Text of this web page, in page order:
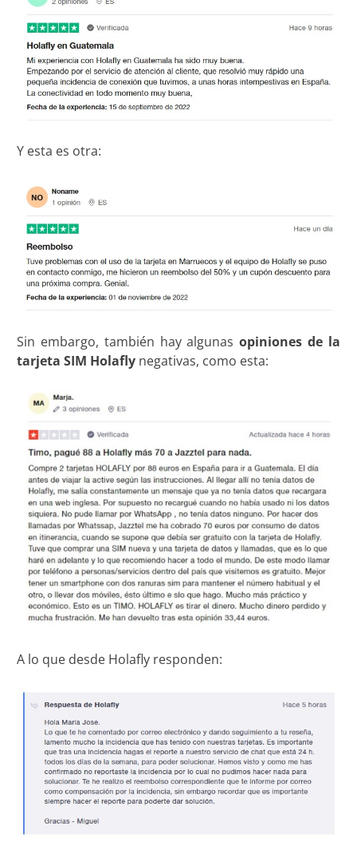
Y esta es otra:
Sin embargo, también hay algunasopiniones de la
tarjeta SIM Holaflynegativas, como esta:
A lo que desde Holafly responden: